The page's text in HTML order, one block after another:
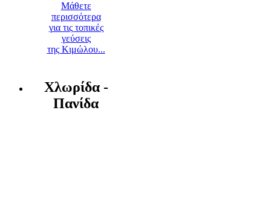
Μάθετε
περισσότερα
για τις τοπικές
γεύσεις
της Κιμώλου...
Χλωρίδα -
Πανίδα